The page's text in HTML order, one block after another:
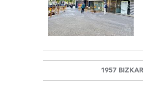
1957